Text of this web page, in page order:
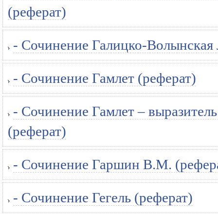
(реферат)
- Сочинение Галицко-Волынская
- Сочинение Гамлет (реферат)
- Сочинение Гамлет –
(реферат)
- Сочинение Гаршин В.М.
- Сочинение Гегель (реферат)